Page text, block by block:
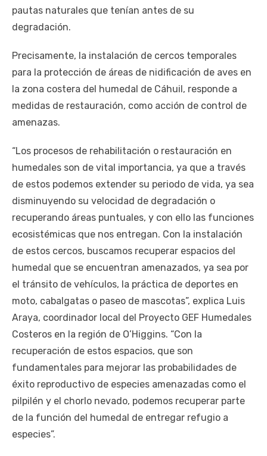
pautas naturales que tenían antes de su
degradación.
Precisamente, la instalación de cercos temporales
para la protección de áreas de nidificación de aves en
la zona costera del humedal de Cáhuil, responde a
medidas de restauración, como acción de control de
amenazas.
“Los procesos de rehabilitación o restauración en
humedales son de vital importancia, ya que a través
de estos podemos extender su periodo de vida, ya sea
disminuyendo su velocidad de degradación o
recuperando áreas puntuales, y con ello las funciones
ecosistémicas que nos entregan. Con la instalación
de estos cercos, buscamos recuperar espacios del
humedal que se encuentran amenazados, ya sea por
el tránsito de vehículos, la práctica de deportes en
moto, cabalgatas o paseo de mascotas”, explica Luis
Araya, coordinador local del Proyecto GEF Humedales
Costeros en la región de O’Higgins. “Con la
recuperación de estos espacios, que son
fundamentales para mejorar las probabilidades de
éxito reproductivo de especies amenazadas como el
pilpilén y el chorlo nevado, podemos recuperar parte
de la función del humedal de entregar refugio a
especies”.